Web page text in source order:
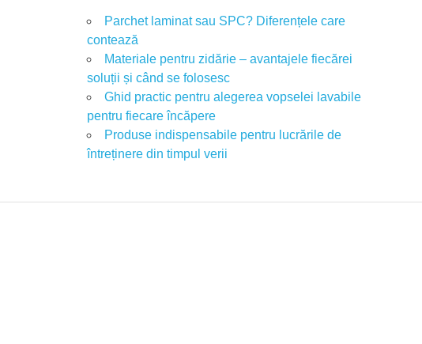
Parchet laminat sau SPC? Diferențele care
contează
Materiale pentru zidărie – avantajele fiecărei
soluții și când se folosesc
Ghid practic pentru alegerea vopselei lavabile
pentru fiecare încăpere
Produse indispensabile pentru lucrările de
întreținere din timpul verii